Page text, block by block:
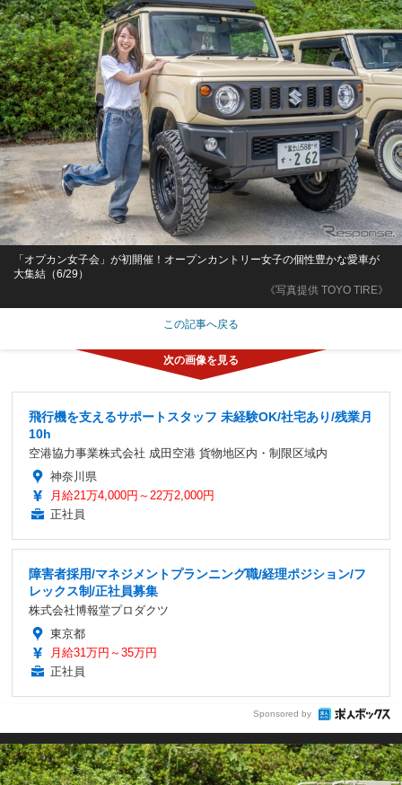
《写真提供 TOYO TIRE》
「オプカン女子会」が初開催！オープンカントリー女子の個性豊かな愛車が
大集結（6/29）
この記事へ戻る
飛行機を支えるサポートスタッフ 未経験OK/社宅あり/残業月
10h
空港協力事業株式会社 成田空港 貨物地区内・制限区域内
神奈川県
月給21万4,000円～22万2,000円
正社員
障害者採用/マネジメントプランニング職/経理ポジション/フ
レックス制/正社員募集
株式会社博報堂プロダクツ
東京都
月給31万円～35万円
正社員
Sponsored by